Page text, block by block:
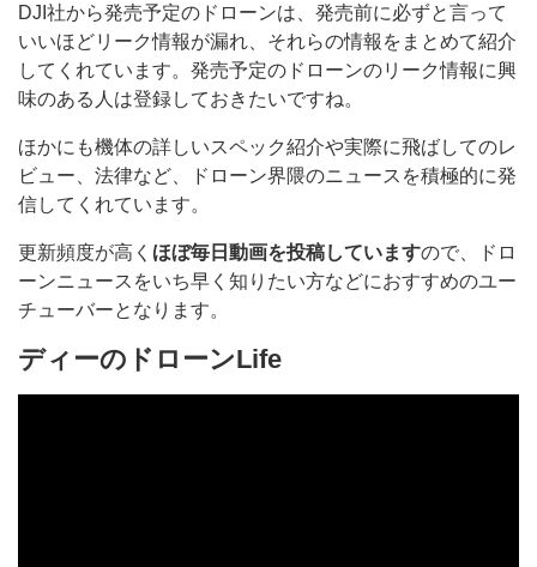
DJI社から発売予定のドローンは、発売前に必ずと言って
いいほどリーク情報が漏れ、それらの情報をまとめて紹介
してくれています。発売予定のドローンのリーク情報に興
味のある人は登録しておきたいですね。
ほかにも機体の詳しいスペック紹介や実際に飛ばしてのレ
ビュー、法律など、ドローン界隈のニュースを積極的に発
信してくれています。
更新頻度が高く ほぼ毎日動画を投稿していますので、ドロ
ーンニュースをいち早く知りたい方などにおすすめのユー
チューバーとなります。
ディーのドローンLife